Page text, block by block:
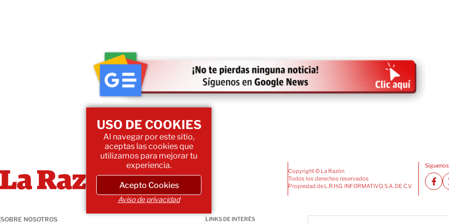
Copyright © La Razón
Todos los derechos reservados
Propiedad de L.R.H.G. INFORMATIVO, S.A. DE C.V.
SOBRE NOSOTROS
LINKS DE INTERÉS
USO DE COOKIES
Al navegar por este sitio,
aceptas las cookies que
utilizamos para mejorar tu
experiencia.
Acepto Cookies
Aviso de privacidad